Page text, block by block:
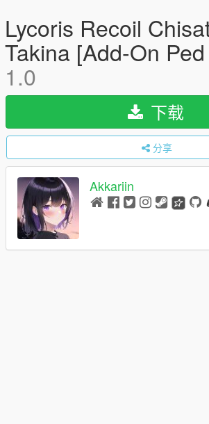
Lycoris Recoil
Takina [Add-On
1.0
下载
分享
Akkariin